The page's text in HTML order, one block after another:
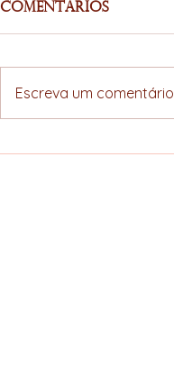
Comentários
Escreva um comentário